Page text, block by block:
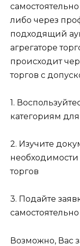
либо через
подходящий
агрегаторе
происходит
торгов с
1.
категориям
2. Изучите
торгов
3. Подайте
Возможно, Вас